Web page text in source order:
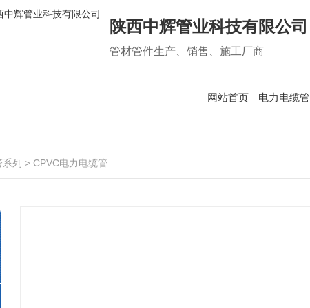
陕西中辉管业科技有限公司
管材管件生产、销售、施工厂商
网站首页 电力电缆管
排水管系列
列 > CPVC电力电缆管